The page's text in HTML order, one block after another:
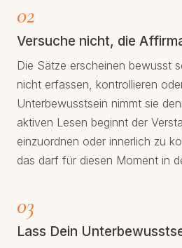
02
Versuche nicht, die
Die Sätze erscheinen bewusst
nicht erfassen, kontrollieren
Unterbewusstsein nimmt sie
aktiven Lesen beginnt der
einzuordnen oder innerlich zu
das darf für diesen Moment in
03
Lass Dein